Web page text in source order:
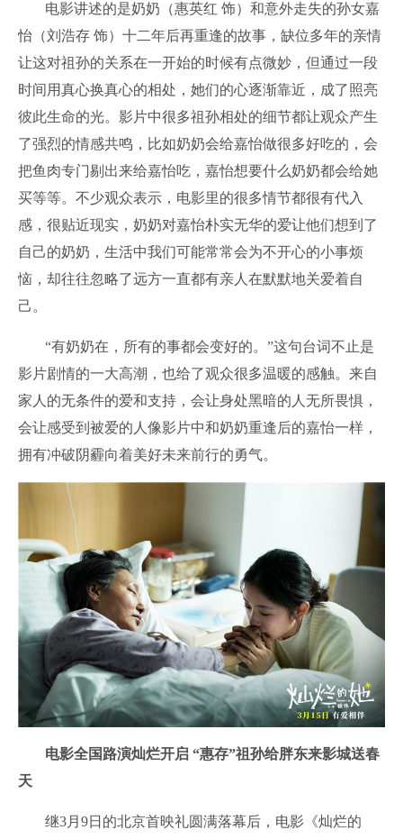
电影讲述的是奶奶（惠英红 饰）和意外走失的孙女嘉
怡（刘浩存 饰）十二年后再重逢的故事，缺位多年的亲情
让这对祖孙的关系在一开始的时候有点微妙，但通过一段
时间用真心换真心的相处，她们的心逐渐靠近，成了照亮
彼此生命的光。影片中很多祖孙相处的细节都让观众产生
了强烈的情感共鸣，比如奶奶会给嘉怡做很多好吃的，会
把鱼肉专门剔出来给嘉怡吃，嘉怡想要什么奶奶都会给她
买等等。不少观众表示，电影里的很多情节都很有代入
感，很贴近现实，奶奶对嘉怡朴实无华的爱让他们想到了
自己的奶奶，生活中我们可能常常会为不开心的小事烦
恼，却往往忽略了远方一直都有亲人在默默地关爱着自
己。
“有奶奶在，所有的事都会变好的。”这句台词不止是
影片剧情的一大高潮，也给了观众很多温暖的感触。来自
家人的无条件的爱和支持，会让身处黑暗的人无所畏惧，
会让感受到被爱的人像影片中和奶奶重逢后的嘉怡一样，
拥有冲破阴霾向着美好未来前行的勇气。
电影全国路演灿烂开启 “惠存”祖孙给胖东来影城送春
天
继3月9日的北京首映礼圆满落幕后，电影《灿烂的